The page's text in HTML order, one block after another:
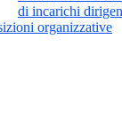
di incarichi
organizzative